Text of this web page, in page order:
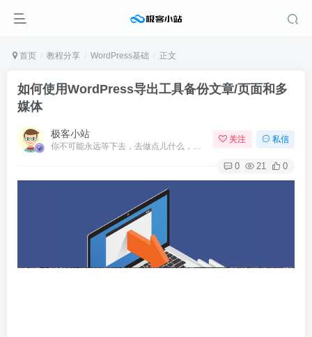
首页 教程分享 WordPress基础 正文
如何使用WordPress导出工具备份文章/页面和多
媒体
极客小站 关注 私信
0 21 0